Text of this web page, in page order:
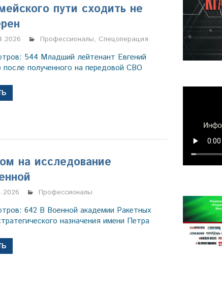
пути сходить не
Марина Щербакова
Профессионалы, Спецоперация
544 Младший лейтенант Евгений
после полученного на передовой СВО
на исследование
Марина Щербакова
Профессионалы
642 В Военной академии Ракетных
назначения имени Петра